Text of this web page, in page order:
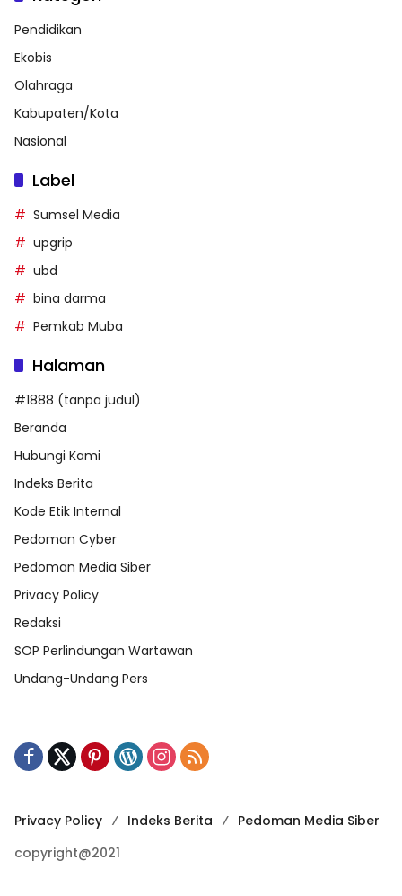
Pendidikan
Ekobis
Olahraga
Kabupaten/Kota
Nasional
Label
Sumsel Media
upgrip
ubd
bina darma
Pemkab Muba
Halaman
#1888 (tanpa judul)
Beranda
Hubungi Kami
Indeks Berita
Kode Etik Internal
Pedoman Cyber
Pedoman Media Siber
Privacy Policy
Redaksi
SOP Perlindungan Wartawan
Undang-Undang Pers
Privacy Policy Indeks Berita
Pedoman Media Siber
copyright@2021